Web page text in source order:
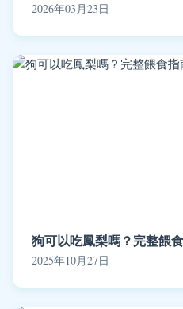
2026年03月23日
狗可以吃鳳梨嗎？完整餵
2025年10月27日